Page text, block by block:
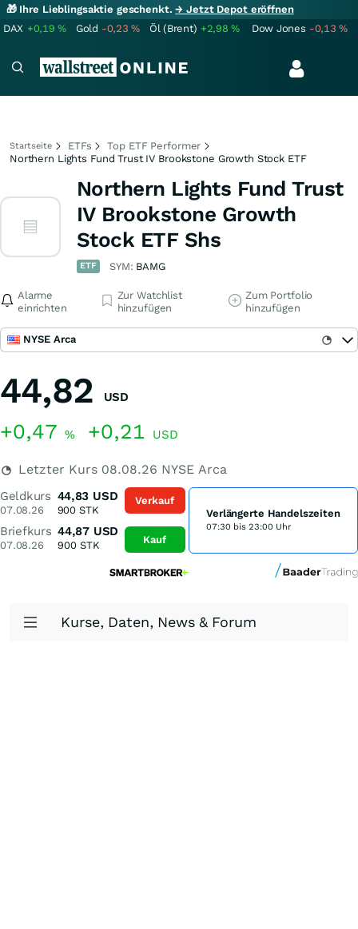
🎁 Ihre Lieblingsaktie geschenkt.→ Jetzt Depot eröffnen
DAX +0,19% Gold -0,23% Öl (Brent) +2,98% Dow Jones -0,13%
Startseite ETFs
Top ETF Performer
Northern Lights Fund Trust IV Brookstone Growth Stock ETF
Northern Lights Fund Trust
IV Brookstone Growth
Stock ETF Shs
ETF SYM: BAMG
Alarme
einrichten
Zur Watchlist
hinzufügen
Zum Portfolio
hinzufügen
NYSE Arca
44,82 USD
+0,47 % +0,21 USD
Letzter Kurs 08.08.26 NYSE Arca
Geldkurs
07.08.26
44,83 USD
900 STK
Briefkurs
07.08.26
44,87 USD
900STK
Verkauf
Kauf
Verlängerte Handelszeiten
07:30 bis 23:00 Uhr
Kurse, Daten, News & Forum